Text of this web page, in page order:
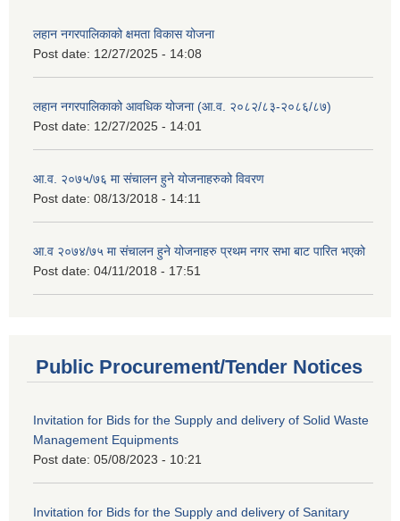
लहान नगरपालिकाको क्षमता विकास योजना
Post date: 12/27/2025 - 14:08
लहान नगरपालिकाको आवधिक योजना (आ.व. २०८२/८३-२०८६/८७)
Post date: 12/27/2025 - 14:01
आ.व. २०७५/७६ मा संचालन हुने योजनाहरुको विवरण
Post date: 08/13/2018 - 14:11
आ.व २०७४/७५ मा संचालन हुने योजनाहरु प्रथम नगर सभा बाट पारित भएको
Post date: 04/11/2018 - 17:51
Public Procurement/Tender Notices
Invitation for Bids for the Supply and delivery of Solid Waste
Management Equipments
Post date: 05/08/2023 - 10:21
Invitation for Bids for the Supply and delivery of Sanitary